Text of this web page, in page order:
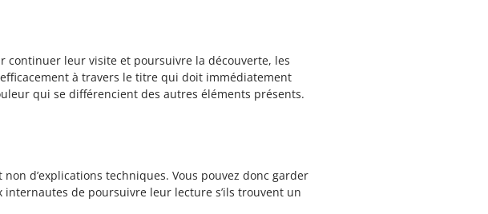
continuer leur visite et poursuivre la découverte, les
à travers le titre qui doit immédiatement
qui se différencient des autres éléments présents.
non d’explications techniques. Vous pouvez donc garder
de poursuivre leur lecture s’ils trouvent un